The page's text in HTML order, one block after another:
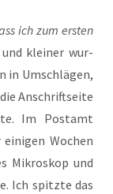
ich zum ers­ten
klei­ner wur­
in Umschlä­gen,
Anschrift­sei­te
Im Post­amt
Wochen
Mikro­skop und
Ich spitz­te das